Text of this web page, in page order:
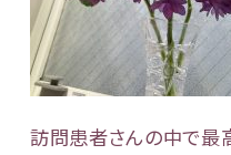
訪問患者さんの中で最